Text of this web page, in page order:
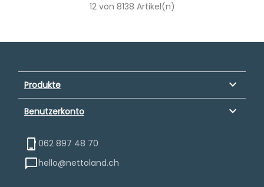
12 von 8138 Artikel(n)
Produkte keyboard_arrow_down
Benutzerkonto keyboard_arrow_down
062 897 48 70
hello@nettoland.ch